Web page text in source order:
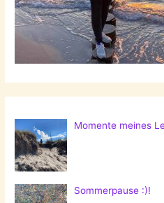
Momente meines
Sommerpause :)!